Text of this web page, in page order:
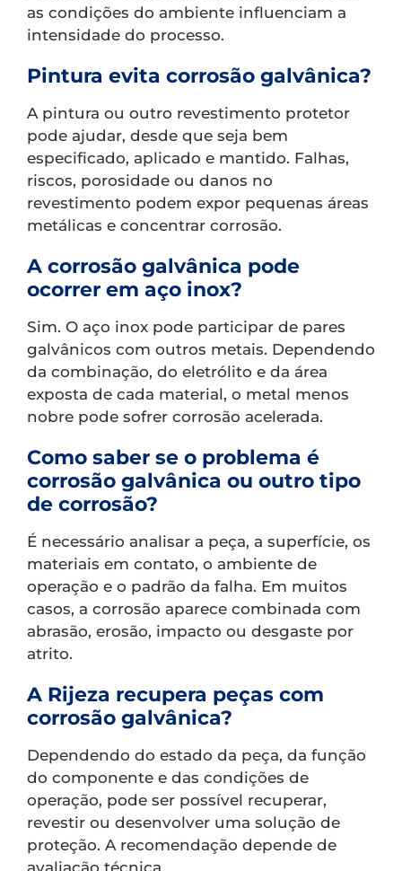
as condições do ambiente influenciam a
intensidade do processo.
Pintura evita corrosão galvânica?
A pintura ou outro revestimento protetor
pode ajudar, desde que seja bem
especificado, aplicado e mantido. Falhas,
riscos, porosidade ou danos no
revestimento podem expor pequenas áreas
metálicas e concentrar corrosão.
A corrosão galvânica pode
ocorrer em aço inox?
Sim. O aço inox pode participar de pares
galvânicos com outros metais. Dependendo
da combinação, do eletrólito e da área
exposta de cada material, o metal menos
nobre pode sofrer corrosão acelerada.
Como saber se o problema é
corrosão galvânica ou outro tipo
de corrosão?
É necessário analisar a peça, a superfície, os
materiais em contato, o ambiente de
operação e o padrão da falha. Em muitos
casos, a corrosão aparece combinada com
abrasão, erosão, impacto ou desgaste por
atrito.
A Rijeza recupera peças com
corrosão galvânica?
Dependendo do estado da peça, da função
do componente e das condições de
operação, pode ser possível recuperar,
revestir ou desenvolver uma solução de
proteção. A recomendação depende de
avaliação técnica.